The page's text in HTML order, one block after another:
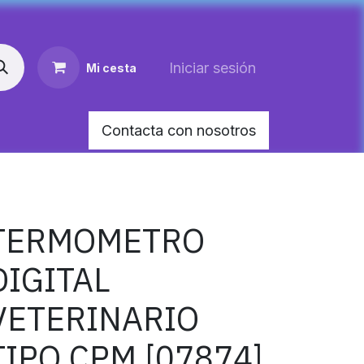
Mi cesta Iniciar sesión
MEDIANO PARA PERRO HEMOLITAN X 60
Contacta con nosotros